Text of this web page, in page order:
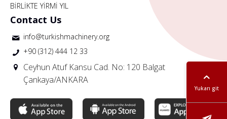
Yukarı git
BİRLİKTE YİRMİ YIL
Contact Us
info@turkishmachinery.org
+90 (312) 444 12 33
Ceyhun Atuf Kansu Cad. No: 120 Balgat
Çankaya/ANKARA